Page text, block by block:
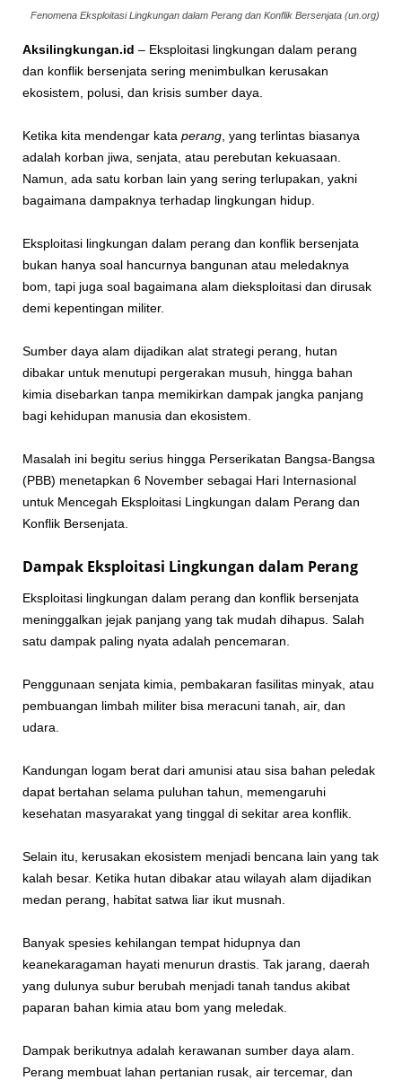
Fenomena Eksploitasi Lingkungan dalam Perang dan Konflik Bersenjata (un.org)
Aksilingkungan.id – Eksploitasi lingkungan dalam perang
dan konflik bersenjata sering menimbulkan kerusakan
ekosistem, polusi, dan krisis sumber daya.
Ketika kita mendengar kata perang , yang terlintas biasanya
adalah korban jiwa, senjata, atau perebutan kekuasaan.
Namun, ada satu korban lain yang sering terlupakan, yakni
bagaimana dampaknya terhadap lingkungan hidup.
Eksploitasi lingkungan dalam perang dan konflik bersenjata
bukan hanya soal hancurnya bangunan atau meledaknya
bom, tapi juga soal bagaimana alam dieksploitasi dan dirusak
demi kepentingan militer.
Sumber daya alam dijadikan alat strategi perang, hutan
dibakar untuk menutupi pergerakan musuh, hingga bahan
kimia disebarkan tanpa memikirkan dampak jangka panjang
bagi kehidupan manusia dan ekosistem.
Masalah ini begitu serius hingga Perserikatan Bangsa-Bangsa
(PBB) menetapkan 6 November sebagai Hari Internasional
untuk Mencegah Eksploitasi Lingkungan dalam Perang dan
Konflik Bersenjata.
Dampak Eksploitasi Lingkungan dalam Perang
Eksploitasi lingkungan dalam perang dan konflik bersenjata
meninggalkan jejak panjang yang tak mudah dihapus. Salah
satu dampak paling nyata adalah pencemaran.
Penggunaan senjata kimia, pembakaran fasilitas minyak, atau
pembuangan limbah militer bisa meracuni tanah, air, dan
udara.
Kandungan logam berat dari amunisi atau sisa bahan peledak
dapat bertahan selama puluhan tahun, memengaruhi
kesehatan masyarakat yang tinggal di sekitar area konflik.
Selain itu, kerusakan ekosistem menjadi bencana lain yang tak
kalah besar. Ketika hutan dibakar atau wilayah alam dijadikan
medan perang, habitat satwa liar ikut musnah.
Banyak spesies kehilangan tempat hidupnya dan
keanekaragaman hayati menurun drastis. Tak jarang, daerah
yang dulunya subur berubah menjadi tanah tandus akibat
paparan bahan kimia atau bom yang meledak.
Dampak berikutnya adalah kerawanan sumber daya alam.
Perang membuat lahan pertanian rusak, air tercemar, dan